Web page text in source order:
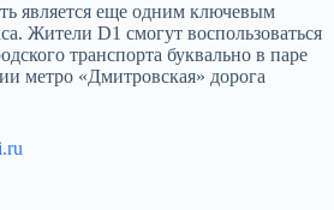
является еще одним ключевым
Жители D1 смогут воспользоваться
транспорта буквально в паре
метро «Дмитровская» дорога